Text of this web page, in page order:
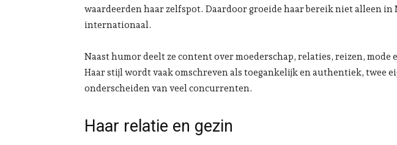
waardeerden haar zelfspot. Daardoor groeide haar bereik niet alleen in
internationaal.
Naast humor deelt ze content over moederschap, relaties, reizen, mode
Haar stijl wordt vaak omschreven als toegankelijk en authentiek, twee
onderscheiden van veel concurrenten.
Haar relatie en gezin